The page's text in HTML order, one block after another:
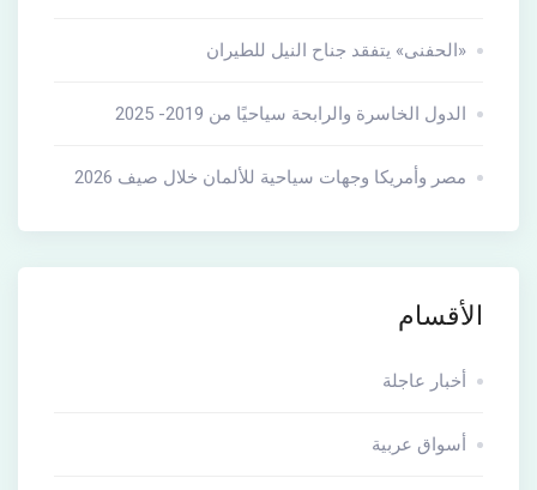
«الحفنى» يتفقد جناح النيل للطيران
الدول الخاسرة والرابحة سياحيًا من 2019- 2025
مصر وأمريكا وجهات سياحية للألمان خلال صيف 2026
الأقسام
أخبار عاجلة
أسواق عربية